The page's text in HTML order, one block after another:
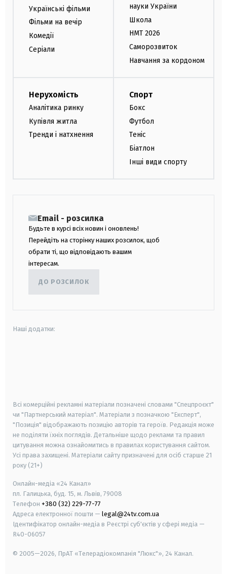
Українські фільми
Фільми на вечір
Комедії
Серіали
науки України
Школа
НМТ 2026
Саморозвиток
Навчання за кордоном
Нерухомість
Аналітика ринку
Купівля житла
Тренди і натхнення
Спорт
Бокс
Футбол
Теніс
Біатлон
Інші види спорту
Email - розсилка
Будьте в курсі всіх новин і оновлень!
Перейдіть на сторінку наших розсилок, щоб
обрати ті, що відповідають вашим
інтересам.
ДО РОЗСИЛОК
Наші додатки:
Всі комерційні рекламні матеріали позначені словами "Спецпроєкт"
чи "Партнерський матеріал". Матеріали з позначкою "Експерт",
"Позиція" відображають позицію авторів та героїв. Редакція може
не поділяти їхніх поглядів. Детальніше щодо реклами та правил
цитування можна ознайомитись в правилах користування сайтом.
Усі права захищені. Матеріали сайту призначені для осіб старше 21
року (21+)
Онлайн-медіа «24 Канал»
пл. Галицька, буд. 15, м. Львів, 79008
Телефон +380 (32) 229-77-77
Адреса електронної пошти — legal@24tv.com.ua
Ідентифікатор онлайн-медіа в Реєстрі суб'єктів у сфері медіа —
R40-06057
© 2005—2026, ПрАТ «Телерадіокомпанія "Люкс"», 24 Канал.